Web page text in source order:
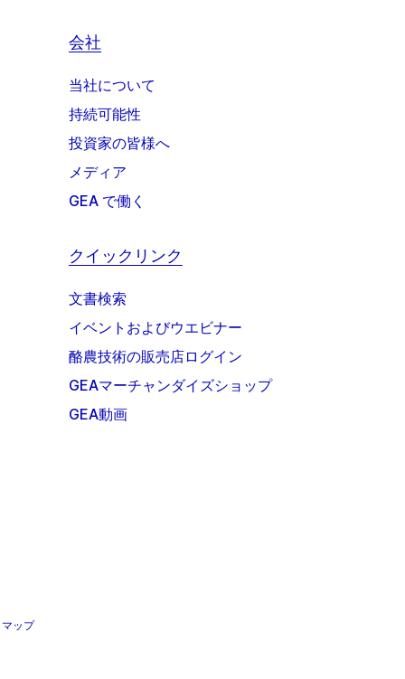
会社
当社について
持続可能性
投資家の皆様へ
メディア
GEA で働く
クイックリンク
文書検索
イベントおよびウエビナー
酪農技術の販売店ログイン
GEAマーチャンダイズショップ
GEA動画
ップ